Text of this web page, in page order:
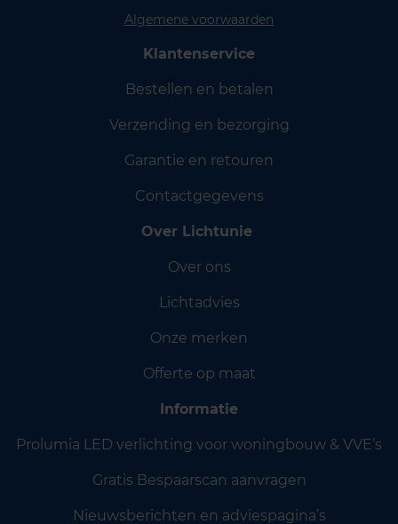
Algemene voorwaarden
Klantenservice
Bestellen en betalen
Verzending en bezorging
Garantie en retouren
Contactgegevens
Over Lichtunie
Over ons
Lichtadvies
Onze merken
Offerte op maat
Informatie
Prolumia LED verlichting voor woningbouw & VVE’s
Gratis Bespaarscan aanvragen
Nieuwsberichten en adviespagina’s